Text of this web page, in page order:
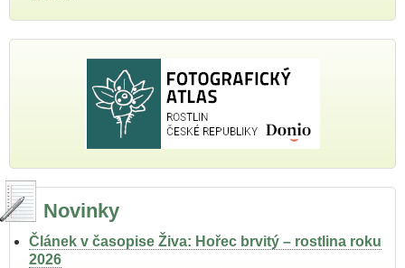
Novinky
Článek v časopise Živa: Hořec brvitý – rostlina roku
2026